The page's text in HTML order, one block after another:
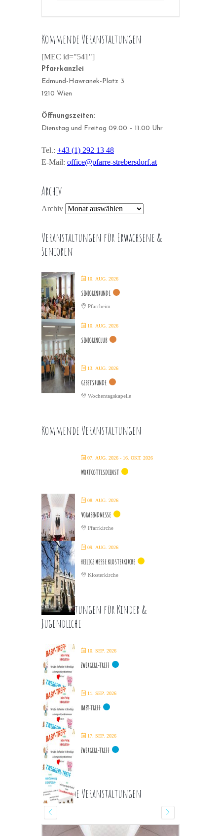
Kommende Veranstaltungen
[MEC id="541"]
Pfarrkanzlei
Edmund-Hawranek-Platz 3
1210 Wien
Öffnungszeiten:
Dienstag und Freitag 09.00 – 11.00 Uhr
Tel.: +43 (1) 292 13 48
E-Mail: office@pfarre-strebersdorf.at
Archiv
Archiv
Veranstaltungen für Erwachsene &
Senioren
10. AUG. 2026
SENIORENRUNDE
Pfarrheim
10. AUG. 2026
SENIORENCLUB
13. AUG. 2026
GEBETSRUNDE
Wochentagskapelle
Kommende Veranstaltungen
07. AUG. 2026 - 16. OKT. 2026
WORTGOTTESDIENST
08. AUG. 2026
VORABENDMESSE
Pfarrkirche
09. AUG. 2026
HEILIGE MESSE KLOSTERKIRCHE
Klosterkirche
Veranstaltungen für Kinder &
Jugendliche
10. SEP. 2026
ZWERGERL-TREFF
11. SEP. 2026
BABY-TREFF
17. SEP. 2026
ZWERGERL-TREFF
Kommende Veranstaltungen